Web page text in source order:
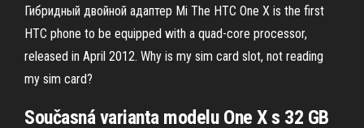
Гибридный двойной адаптер Mi The HTC One X is the first
HTC phone to be equipped with a quad-core processor,
released in April 2012. Why is my sim card slot, not reading
my sim card?
Současná varianta modelu One X s 32 GB